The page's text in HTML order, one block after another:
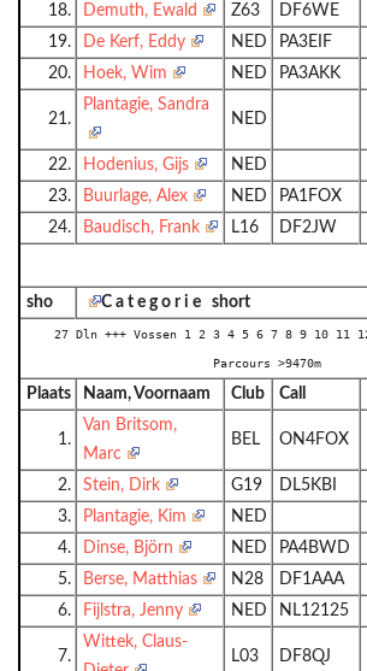
18.
Demuth, Ewald Z63 DF6WE
19.
De Kerf, Eddy NED PA3EIF
20.
Hoek, Wim NED PA3AKK
21.
Plantagie, Sandra
NED
22. Hodenius, Gijs NED
23.
Buurlage, Alex NED PA1FOX
24.
Baudisch, Frank L16 DF2JW
sho C a t e g o r i e short
27 Dln +++ Vossen 1 2 3 4 5 6 7 8 9 10 11
Parcours >9470m
Plaats Naam, Voornaam Club Call
1.
Van Britsom,
Marc
BEL ON4FOX
2. Stein, Dirk G19 DL5KBI
3.
Plantagie, Kim NED
4.
Dinse, Björn NED PA4BWD
5.
Berse, Matthias N28 DF1AAA
6.
Fijlstra, Jenny NED NL12125
7.
Wittek, Claus-
L03 DF8QJ